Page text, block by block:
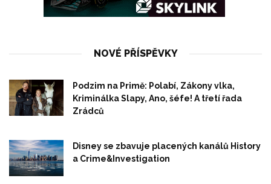
NOVÉ PŘÍSPĚVKY
Podzim na Primě: Polabí, Zákony vlka,
Kriminálka Slapy, Ano, šéfe! A třetí řada
Zrádců
Disney se zbavuje placených kanálů History
a Crime&Investigation